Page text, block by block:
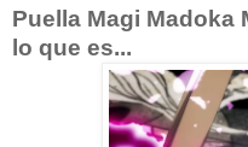
Puella Magi Madoka
lo que es...